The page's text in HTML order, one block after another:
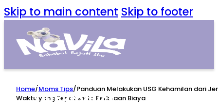
Skip to main content Skip to footer
Home
Our Product
Home/Moms Tips/Panduan Melakukan USG Kehamilan dari
Waktu yang Tepat serta Perkiraan Biaya